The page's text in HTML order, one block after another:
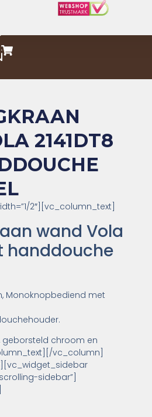
2141DT8
2″][vc_column_text]
wand Vola
handdouche
Monoknopbediend met
geborsteld chroom en
vc_column]
sidebar”]